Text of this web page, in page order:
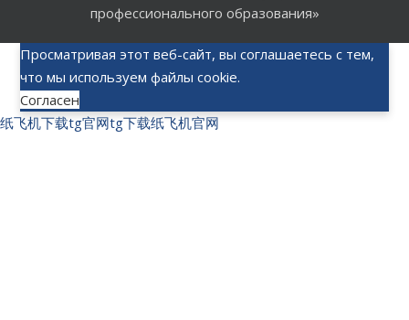
профессионального образования»
Просматривая этот веб-сайт, вы соглашаетесь с тем,
что мы используем файлы cookie.
Согласен
纸飞机下载tg官网tg下载纸飞机官网